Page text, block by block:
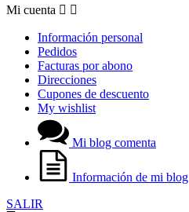
Mi cuenta  
Información personal
Pedidos
Facturas por abono
Direcciones
Cupones de descuento
My wishlist
Mi blog comenta
Información de mi blog
SALIR